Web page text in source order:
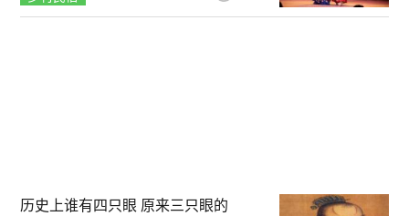
历史上谁有四只眼 原来三只眼的